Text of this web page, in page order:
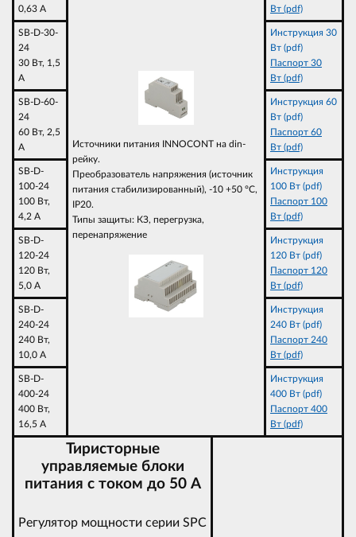
0,63 A
Источники питания INNOCONT на din-
рейку.
Преобразователь напряжения (источник
питания стабилизированный), -10 +50 °C,
IP20.
Типы защиты: КЗ, перегрузка,
перенапряжение
Вт (pdf)
SB-D-30-
24
30 Вт, 1,5
A
Инструкция 30
Вт (pdf)
Паспорт 30
Вт (pdf)
SB-D-60-
24
60 Вт, 2,5
A
Инструкция 60
Вт (pdf)
Паспорт 60
Вт (pdf)
SB-D-
100-24
100 Вт,
4,2 A
Инструкция
100 Вт (pdf)
Паспорт 100
Вт (pdf)
SB-D-
120-24
120 Вт,
5,0 A
Инструкция
120 Вт (pdf)
Паспорт 120
Вт (pdf)
SB-D-
240-24
240 Вт,
10,0 A
Инструкция
240 Вт (pdf)
Паспорт 240
Вт (pdf)
SB-D-
400-24
400 Вт,
16,5 A
Инструкция
400 Вт (pdf)
Паспорт 400
Вт (pdf)
Тиристорные
управляемые блоки
питания с током до 50 А
Регулятор мощности серии SPC